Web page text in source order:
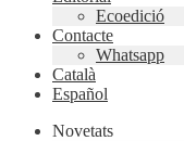
Ecoedició
Contacte
Whatsapp
Català
Español
Novetats